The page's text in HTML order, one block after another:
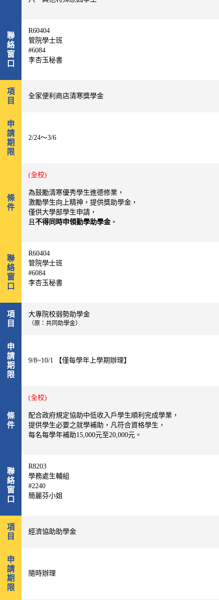
聯
絡
窗
口
R60404
管院學士班
#6084
李杏玉秘書
項
目
全家便利商店清寒獎學金
申
請
期
限
2/24～3/6
條
件
(全校)
為鼓勵清寒優秀學生進德修業，
激勵學生向上精神，提供獎助學金，
僅供大學部學生申請，
且 不得同時申領勤學助學金。
聯
絡
窗
口
R60404
管院學士班
#6084
李杏玉秘書
項
目
大專院校弱勢助學金
（原：共同助學金）
申
請
期
限
9/8~10/1 【僅每學年上學期辦理】
條
件
(全校)
配合政府規定協助中低收入戶學生順利完成學業，
提供學生必要之就學補助，凡符合資格學生，
每名每學年補助15,000元至20,000元。
聯
絡
窗
口
R8203
學務處生輔組
#2240
簡麗芬小姐
項
目
經濟協助助學金
申
請
期
限
隨時辦理